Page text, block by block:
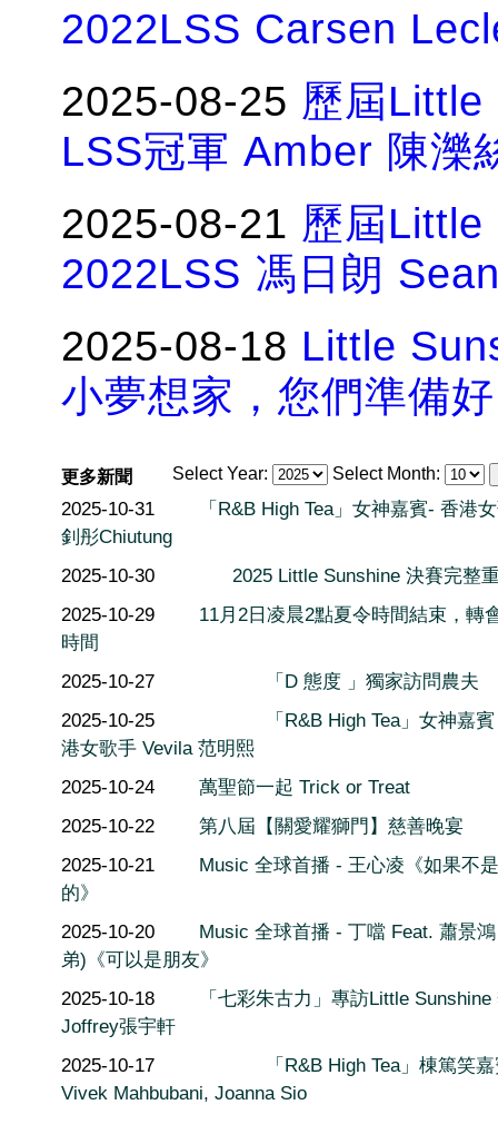
2022LSS Carsen
2025-08-25 歷屆Little
LSS冠軍 Amber 陳濼
2025-08-21 歷屆Little
2022LSS 馮日朗
2025-08-18 Little
小夢想家，您們準備
Select Year: Select Month:
更多新聞
2025-10-31
「R&B High Tea」女神嘉賓- 香港
釗彤Chiutung
2025-10-30
2025 Little Sunshine 決賽完整
2025-10-29
11月2日凌晨2點夏令時間結束，轉
時間
2025-10-27
「D 態度 」獨家訪問農夫
2025-10-25
「R&B High Tea」女神嘉
港女歌手 Vevila 范明熙
2025-10-24
萬聖節一起 Trick or Treat
2025-10-22
第八屆【關愛耀獅門】慈善晚宴
2025-10-21
Music 全球首播 - 王心凌《如果不
的》
2025-10-20
Music 全球首播 - 丁噹 Feat. 蕭景
弟)《可以是朋友》
2025-10-18
「七彩朱古力」專訪Little Sunshine
Joffrey張宇軒
2025-10-17
「R&B High Tea」棟篤笑
Vivek Mahbubani, Joanna Sio